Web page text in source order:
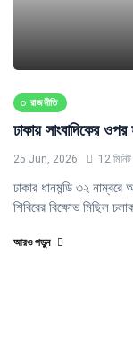
রাজনীতি
ঢাকায় সাংবাদিকের
25 Jun, 2026 12
ঢাকার ধানমন্ডি ৩২ নাম্বরে
শিবিরের বিক্ষোভ মিছিল
আরও পড়ুন